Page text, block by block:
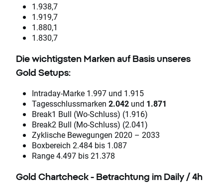
1.938,7
1.919,7
1.880,1
1.830,7
Die wichtigsten Marken auf Basis unseres
Gold Setups:
Intraday-Marke 1.997 und 1.915
Tagesschlussmarken 2.042 und 1.871
Break1 Bull (Wo-Schluss) (1.916)
Break2 Bull (Mo-Schluss) (2.041)
Zyklische Bewegungen 2020 – 2033
Boxbereich 2.484 bis 1.087
Range 4.497 bis 21.378
Gold Chartcheck - Betrachtung im Daily / 4h